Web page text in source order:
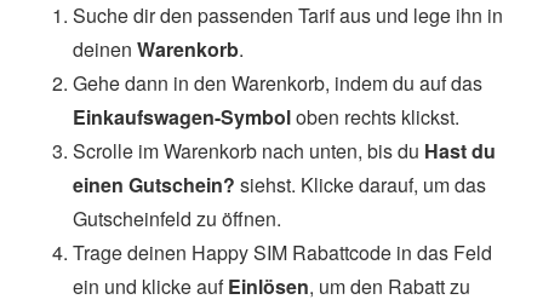
Suche dir den passenden Tarif aus und lege ihn in
deinen Warenkorb.
Gehe dann in den Warenkorb, indem du auf das
Einkaufswagen-Symboloben rechts klickst.
Scrolle im Warenkorb nach unten, bis du Hast du
einen Gutschein? siehst. Klicke darauf, um das
Gutscheinfeld zu öffnen.
Trage deinen Happy SIM Rabattcode in das Feld
ein und klicke aufEinlösen, um den Rabatt zu